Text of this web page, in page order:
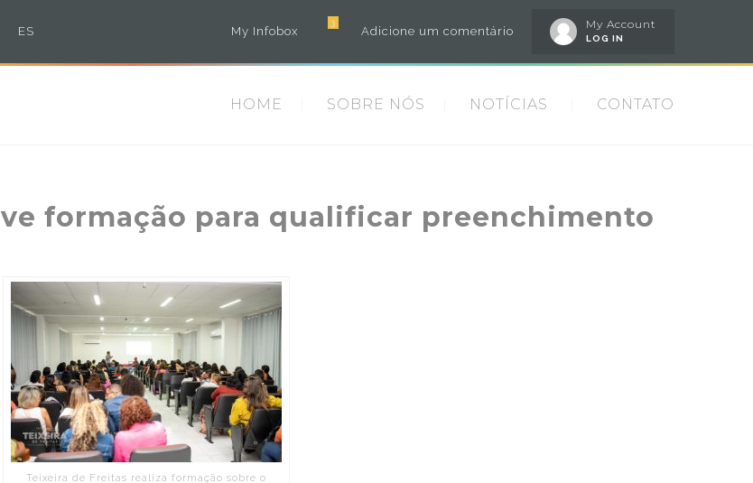
ES
My Account
LOG IN
Adicione um comentário
3
My Infobox
HOME SOBRE NÓS NOTÍCIAS CONTATO
formação para qualificar preenchimento
Teixeira de Freitas realiza formação sobre o